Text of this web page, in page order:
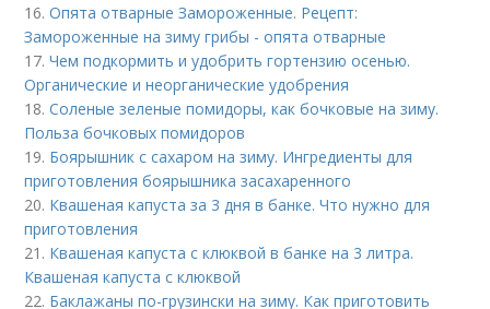
16.Опята отварные Замороженные. Рецепт:
Замороженные на зиму грибы - опята отварные
17.Чем подкормить и удобрить гортензию осенью.
Органические и неорганические удобрения
18.Соленые зеленые помидоры, как бочковые на зиму.
Польза бочковых помидоров
19. Боярышник с сахаром на зиму. Ингредиенты для
приготовления боярышника засахаренного
20. Квашеная капуста за 3 дня в банке. Что нужно для
приготовления
21. Квашеная капуста с клюквой в банке на 3 литра.
Квашеная капуста с клюквой
22. Баклажаны по-грузински на зиму. Как приготовить